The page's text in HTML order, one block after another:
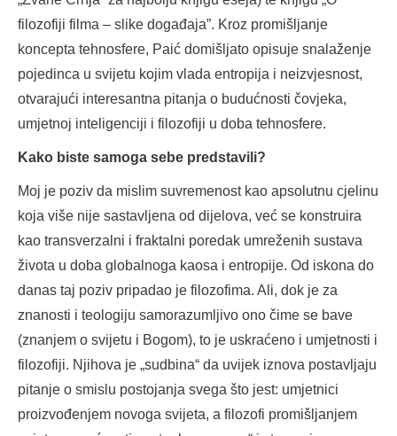
filozofiji filma – slike događaja”. Kroz promišljanje
koncepta tehnosfere, Paić domišljato opisuje snalaženje
pojedinca u svijetu kojim vlada entropija i neizvjesnost,
otvarajući interesantna pitanja o budućnosti čovjeka,
umjetnoj inteligenciji i filozofiji u doba tehnosfere.
Kako biste samoga sebe predstavili?
Moj je poziv da mislim suvremenost kao apsolutnu cjelinu
koja više nije sastavljena od dijelova, već se konstruira
kao transverzalni i fraktalni poredak umreženih sustava
života u doba globalnoga kaosa i entropije. Od iskona do
danas taj poziv pripadao je filozofima. Ali, dok je za
znanosti i teologiju samorazumljivo ono čime se bave
(znanjem o svijetu i Bogom), to je uskraćeno i umjetnosti i
filozofiji. Njihova je „sudbina“ da uvijek iznova postavljaju
pitanje o smislu postojanja svega što jest: umjetnici
proizvođenjem novoga svijeta, a filozofi promišljanjem